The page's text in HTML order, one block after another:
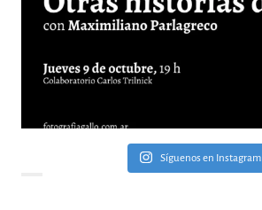
Síguenos en Instagram